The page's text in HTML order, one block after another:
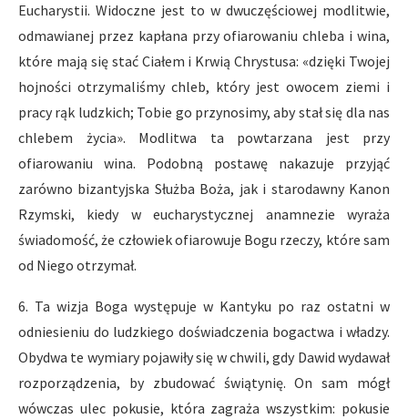
Eucharystii. Widoczne jest to w dwuczęściowej modlitwie,
odmawianej przez kapłana przy ofiarowaniu chleba i wina,
które mają się stać Ciałem i Krwią Chrystusa: «dzięki Twojej
hojności otrzymaliśmy chleb, który jest owocem ziemi i
pracy rąk ludzkich; Tobie go przynosimy, aby stał się dla nas
chlebem życia». Modlitwa ta powtarzana jest przy
ofiarowaniu wina. Podobną postawę nakazuje przyjąć
zarówno bizantyjska Służba Boża, jak i starodawny Kanon
Rzymski, kiedy w eucharystycznej anamnezie wyraża
świadomość, że człowiek ofiarowuje Bogu rzeczy, które sam
od Niego otrzymał.
6. Ta wizja Boga występuje w Kantyku po raz ostatni w
odniesieniu do ludzkiego doświadczenia bogactwa i władzy.
Obydwa te wymiary pojawiły się w chwili, gdy Dawid wydawał
rozporządzenia, by zbudować świątynię. On sam mógł
wówczas ulec pokusie, która zagraża wszystkim: pokusie